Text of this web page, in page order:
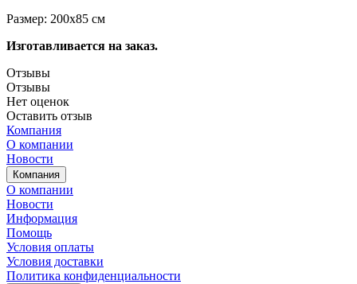
Размер: 200x85 см
Изготавливается на заказ.
Отзывы
Отзывы
Нет оценок
Оставить отзыв
Компания
О компании
Новости
Компания
О компании
Новости
Информация
Помощь
Условия оплаты
Условия доставки
Политика конфиденциальности